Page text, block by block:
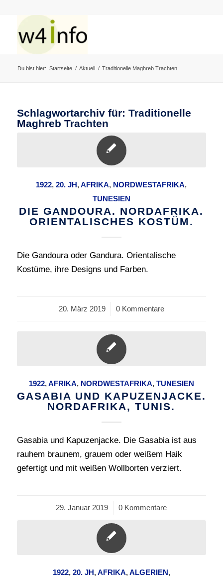
Du bist hier: Startseite / Aktuell / Traditionelle Maghreb Trachten
Schlagwortarchiv für: Traditionelle
Maghreb Trachten
1922,20. JH,AFRIKA, NORDWESTAFRIKA,
TUNESIEN
DIE GANDOURA. NORDAFRIKA.
ORIENTALISCHES KOSTÜM.
Die Gandoura oder Gandura. Orientalische
Kostüme, ihre Designs und Farben.
20. März 2019
/ 0 Kommentare
1922,AFRIKA, NORDWESTAFRIKA, TUNESIEN
GASABIA UND KAPUZENJACKE.
NORDAFRIKA, TUNIS.
Gasabia und Kapuzenjacke. Die Gasabia ist aus
rauhem braunem, grauem oder weißem Haik
gefertigt und mit weißen Wollborten verziert.
29. Januar 2019
/ 0 Kommentare
1922, 20. JH,AFRIKA,ALGERIEN,